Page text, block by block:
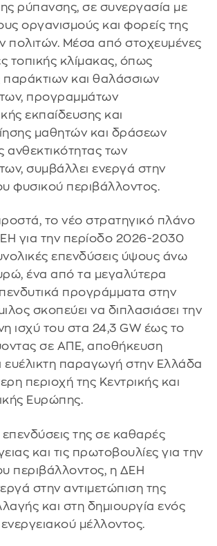
ρύπανσης, σε συνεργασία με
οργανισμούς και φορείς της
πολιτών. Μέσα από στοχευμένες
τοπικής κλίμακας, όπως
και θαλάσσιων
προγραμμάτων
εκπαίδευσης και
μαθητών και δράσεων
ανθεκτικότητας των
συμβάλλει ενεργά στην
φυσικού περιβάλλοντος.
το νέο στρατηγικό πλάνο
για την περίοδο 2026-2030
επενδύσεις ύψους άνω
ένα από τα μεγαλύτερα
προγράμματα στην
σκοπεύει να διπλασιάσει την
ισχύ του στα 24,3 GW έως το
σε ΑΠΕ, αποθήκευση
ευέλικτη παραγωγή στην Ελλάδα
περιοχή της Κεντρικής και
Ευρώπης.
της σε καθαρές
και τις πρωτοβουλίες για την
περιβάλλοντος, η ΔΕΗ
στην αντιμετώπιση της
και στη δημιουργία ενός
μέλλοντος.